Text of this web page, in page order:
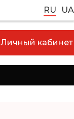
RU UA
Личный кабинет